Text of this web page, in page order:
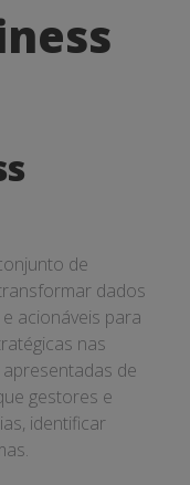
de
dados
acionáveis para
nas
de
gestores e
identificar